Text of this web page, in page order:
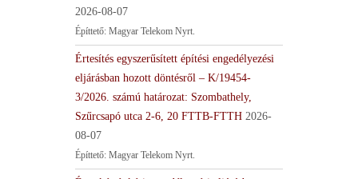
2026-08-07
Építtető: Magyar Telekom Nyrt.
Értesítés egyszerűsített építési engedélyezési
eljárásban hozott döntésről – K/19454-
3/2026. számú határozat: Szombathely,
Szűrcsapó utca 2-6, 20 FTTB-FTTH 2026-
08-07
Építtető: Magyar Telekom Nyrt.